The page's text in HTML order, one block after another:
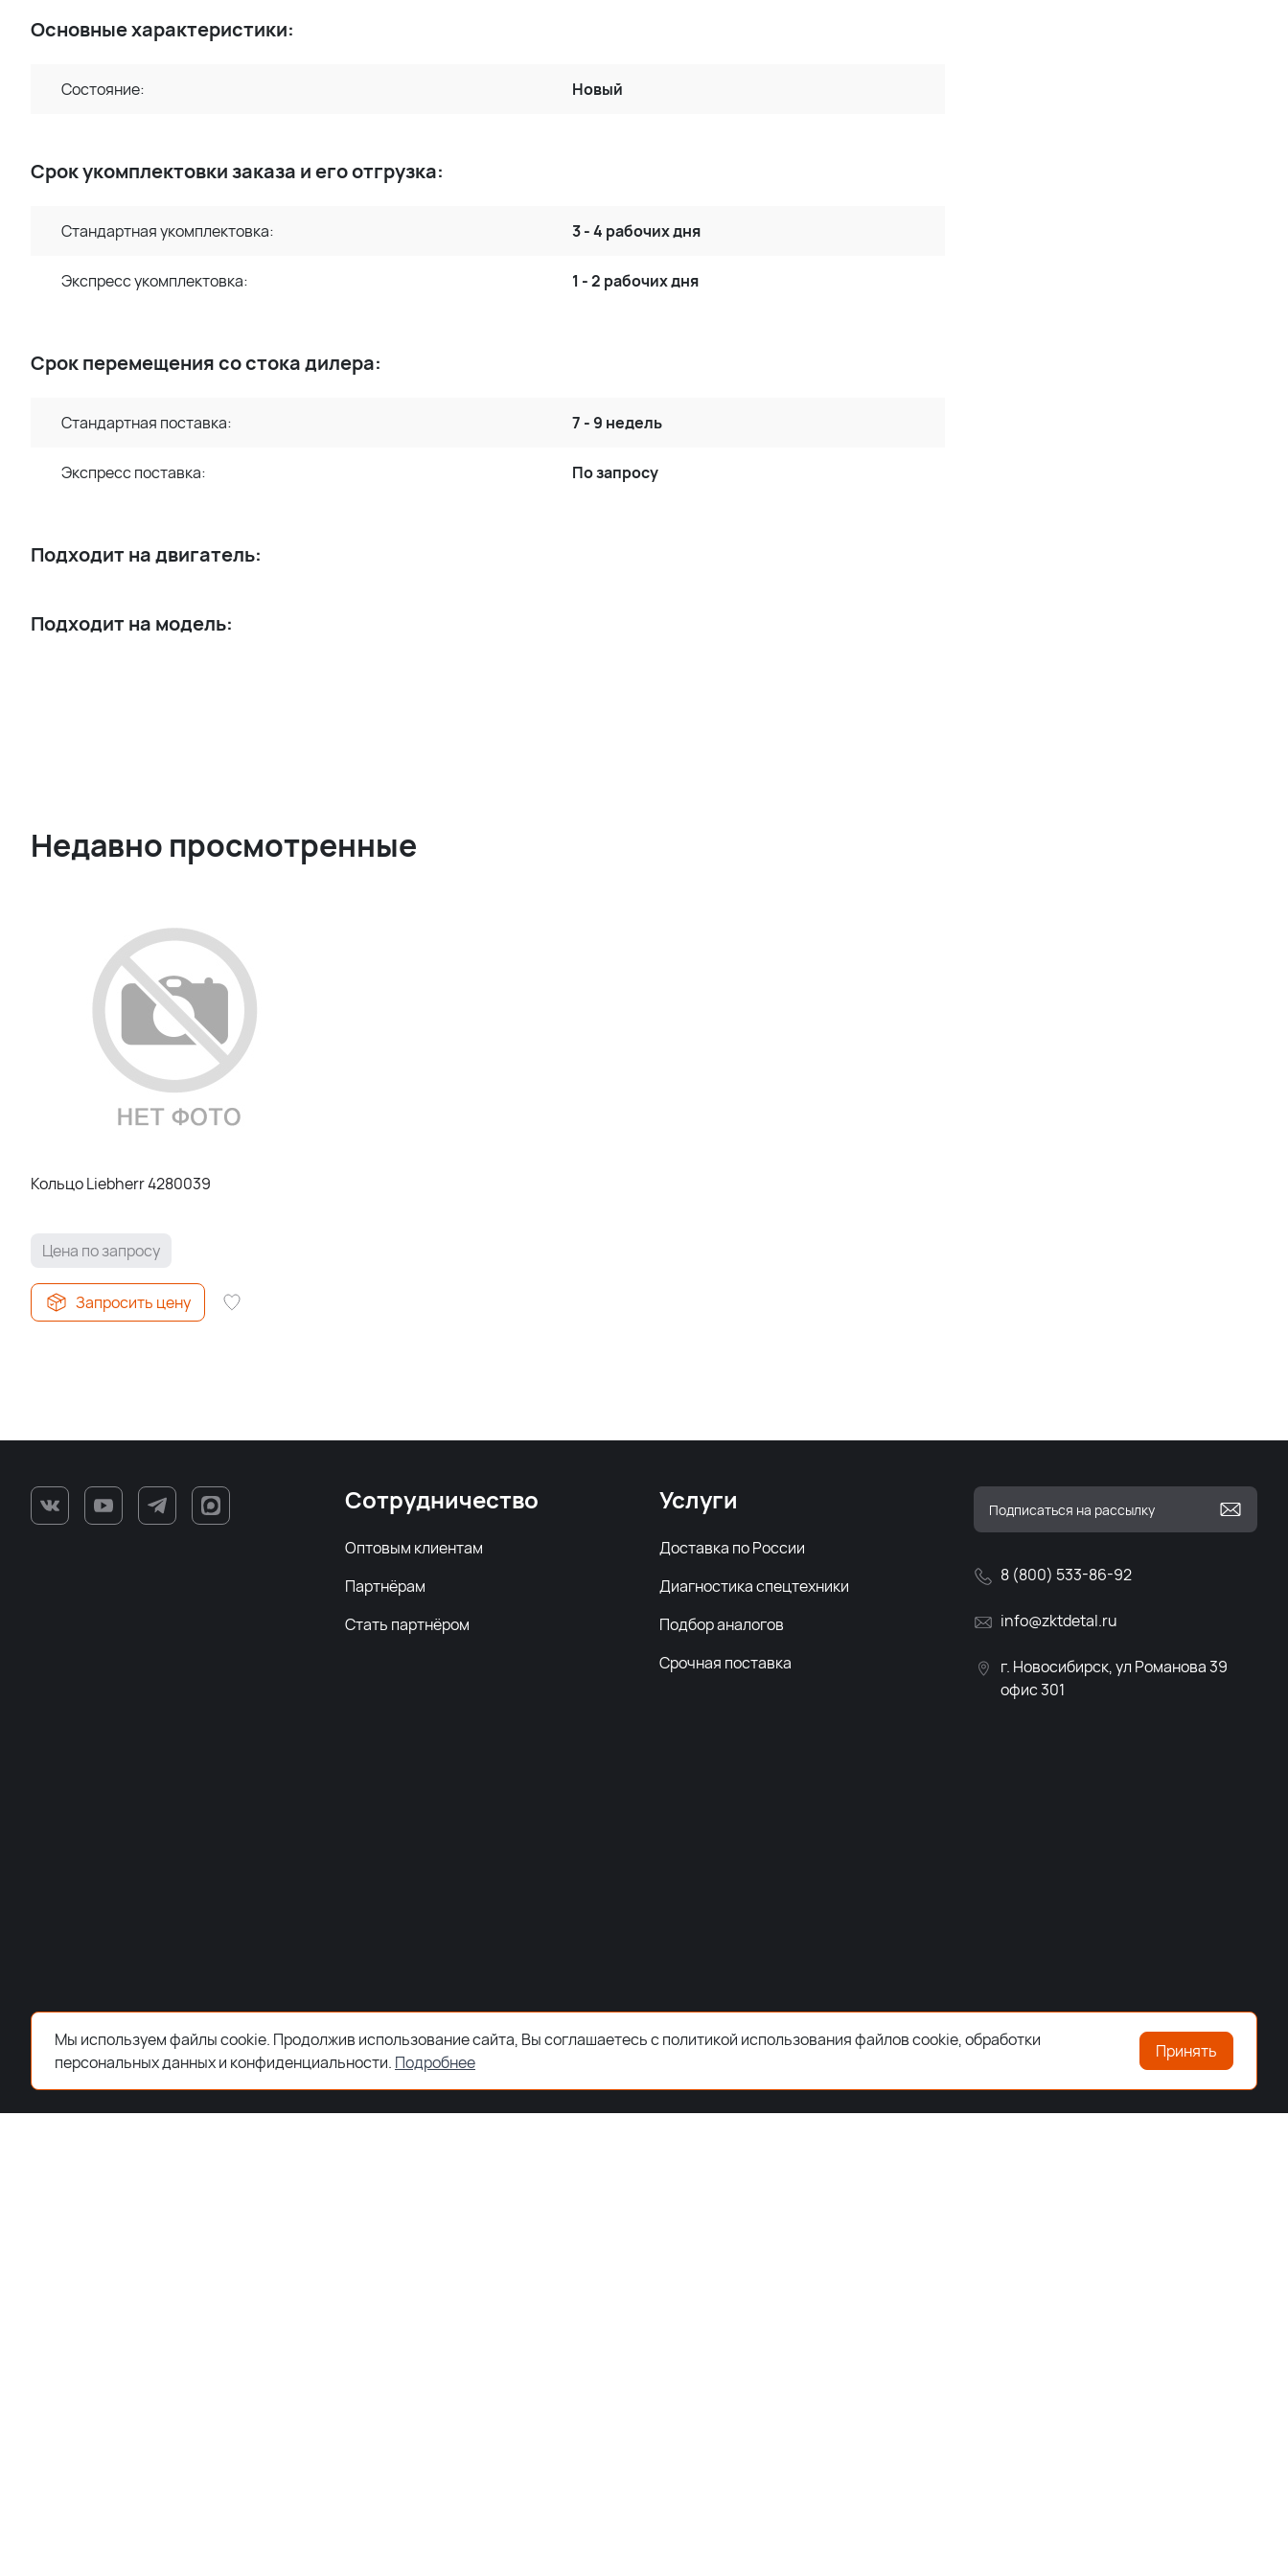
Основные характеристики:
Состояние: Новый
Срок укомплектовки заказа и его отгрузка:
Стандартная укомплектовка: 3 - 4 рабочих дня
Экспресс укомплектовка: 1 - 2 рабочих дня
Срок перемещения со стока дилера:
Стандартная поставка: 7 - 9 недель
Экспресс поставка: По запросу
Подходит на двигатель:
Подходит на модель:
Недавно просмотренные
Кольцо Liebherr 4280039
Цена по запросу
Запросить цену
8 (800) 533-86-92
info@zktdetal.ru
г. Новосибирск, ул Романова 39
офис 301
Сотрудничество
Оптовым клиентам
Партнёрам
Стать партнёром
Услуги
Доставка по России
Диагностика спецтехники
Подбор аналогов
Срочная поставка
Мы используем файлы cookie. Продолжив использование сайта, Вы соглашаетесь с политикой использования файлов cookie, обработки
персональных данных и конфиденциальности. Подробнее
Принять